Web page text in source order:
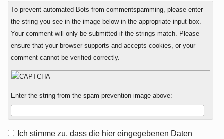
To prevent automated Bots from commentspamming, please enter
the string you see in the image below in the appropriate input box.
Your comment will only be submitted if the strings match. Please
ensure that your browser supports and accepts cookies, or your
comment cannot be verified correctly.
Enter the string from the spam-prevention image above:
Ich stimme zu, dass die hier eingegebenen Daten